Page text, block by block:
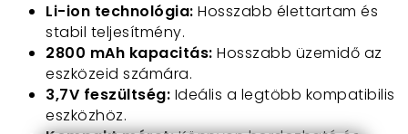
Li-ion technológia: Hosszabb élettartam és
stabil teljesítmény.
2800 mAh kapacitás: Hosszabb üzemidő az
eszközeid számára.
3,7V feszültség: Ideális a legtöbb kompatibilis
eszközhöz.